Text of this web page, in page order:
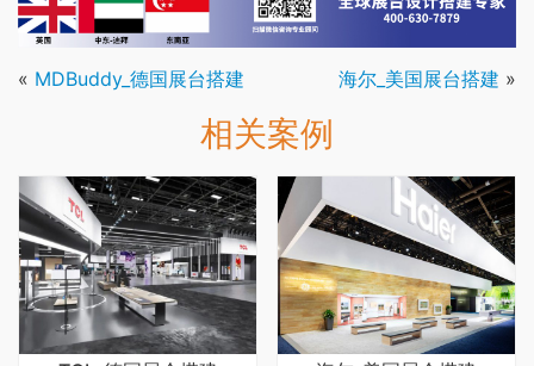
« MDBuddy_德国展台搭建 海尔_美国展台搭建 »
相关案例